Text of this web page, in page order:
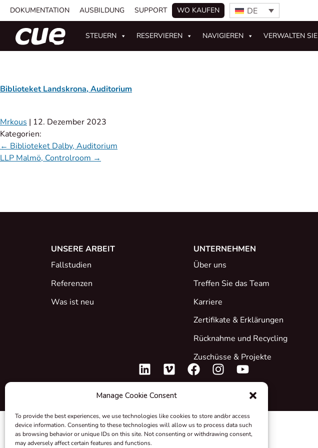
Manage Cookie Consent
To provide the best experiences, we use technologies like cookies to store and/or access
device information. Consenting to these technologies will allow us to process data such
as browsing behavior or unique IDs on this site. Not consenting or withdrawing consent,
may adversely affect certain features and functions.
DOKUMENTATION AUSBILDUNG SUPPORT WO KAUFEN DE
STEUERN RESERVIEREN NAVIGIEREN VERWALTEN SIE
Biblioteket Landskrona, Auditorium
Mrkous | 12. Dezember 2023
Kategorien:
← Biblioteket Dalby, Auditorium
LLP Malmö, Controlroom →
UNSERE ARBEIT
Fallstudien
Referenzen
Was ist neu
UNTERNEHMEN
Über uns
Treffen Sie das Team
Karriere
Zertifikate & Erklärungen
Rücknahme und Recycling
Zuschüsse & Projekte